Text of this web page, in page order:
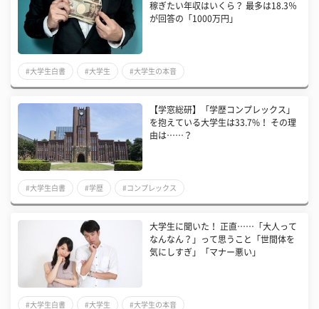
稼ぎたい年収はいくら？ 最多は18.3％
が回答の「1000万円」
#大学生白書 #大学生 #大学生の本音
【学窓総研】「学歴コンプレックス」
を抱えている大学生は33.7%！ その理
由は……？
#大学生白書 #学歴 #コンプレックス
大学生に聞いた！ 正直……「大人って
なんなん？」って思うこと「世間体を
気にしすぎ」「マナー悪い」
#大学生白書 #大学生 #大学生の本音